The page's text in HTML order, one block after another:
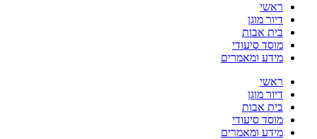
ראשי
דיור מוגן
בית אבות
מוסד סיעודי
מידע ומאמרים
ראשי
דיור מוגן
בית אבות
מוסד סיעודי
מידע ומאמרים